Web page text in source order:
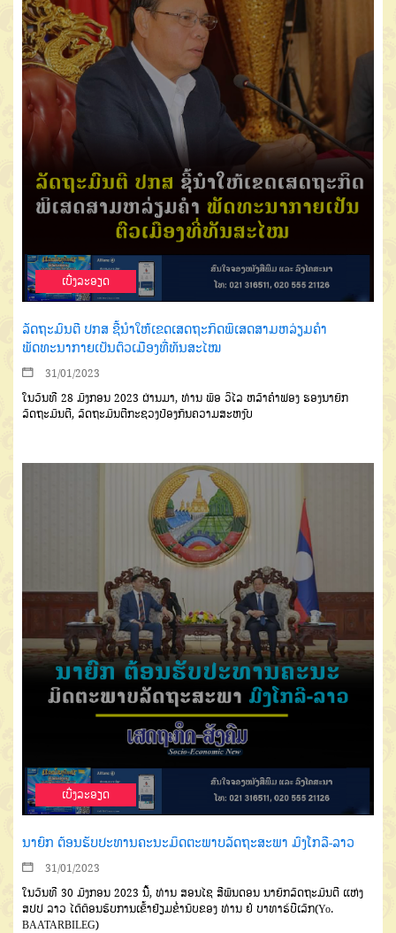
ເບີ່ງລະອຽດ
ລັດຖະມົນຕີ ປກສ ຊີ້ນຳໃຫ້ເຂດເສດຖະກິດພິເສດສາມຫລ່ຽມຄຳ
ພັດທະນາກາຍເປັນຕົວເມືອງທີ່ທັນສະໄໝ
31/01/2023
ໃນວັນທີ 28 ມັງກອນ 2023 ຜ່ານມາ, ທ່ານ ພົອ ວິໄລ ຫລັາຄຳຟອງ ຮອງນາຍົກ
ລັດຖະມົນຕີ, ລັດຖະມົນຕີກະຊວງປ້ອງກັນຄວາມສະຫງົບ
ເບີ່ງລະອຽດ
ນາຍົກ ຕ້ອນຮັບປະທານຄະນະມິດຕະພາບລັດຖະສະພາ ມົງໂກລີ-ລາວ
31/01/2023
ໃນວັນທີ 30 ມັງກອນ 2023 ນີ້, ທ່ານ ສອນໄຊ ສີພັນດອນ ນາຍົກລັດຖະມົນຕີ ແຫ່ງ
ສປປ ລາວ ໄດ້ຕ້ອນຮັບການເຂົ້າຢ້ຽມຂໍ່ານັບຂອງ ທ່ານ ຢໍ ບາທາຣ໌ບີເລັກ(Yo.
BAATARBILEG)